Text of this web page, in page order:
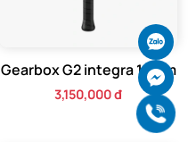
Gearbox G2 integra 14mm
3,150,000 đ